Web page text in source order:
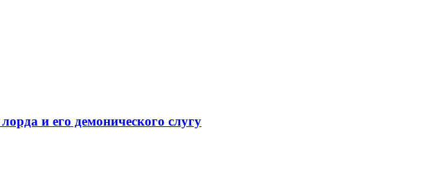
и его демонического слугу